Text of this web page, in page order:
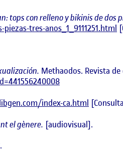
tops con relleno y bikinis de dos
tres-anos_1_9111251.html
Methaodos. Revista de
index-ca.html
el gènere. [audiovisual].